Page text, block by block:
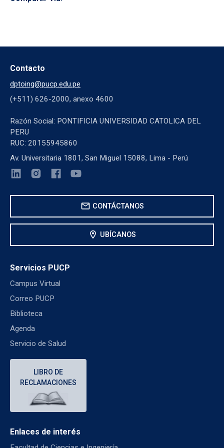
Contacto
dptoing@pucp.edu.pe
(+511) 626-2000, anexo 4600
Razón Social: PONTIFICIA UNIVERSIDAD CATOLICA DEL
PERU
RUC: 20155945860
Av. Universitaria 1801, San Miguel 15088, Lima - Perú
mail CONTÁCTANOS
location_on UBÍCANOS
Servicios PUCP
Campus Virtual
Correo PUCP
Biblioteca
Agenda
Servicio de Salud
LIBRO DE
RECLAMACIONES
Enlaces de interés